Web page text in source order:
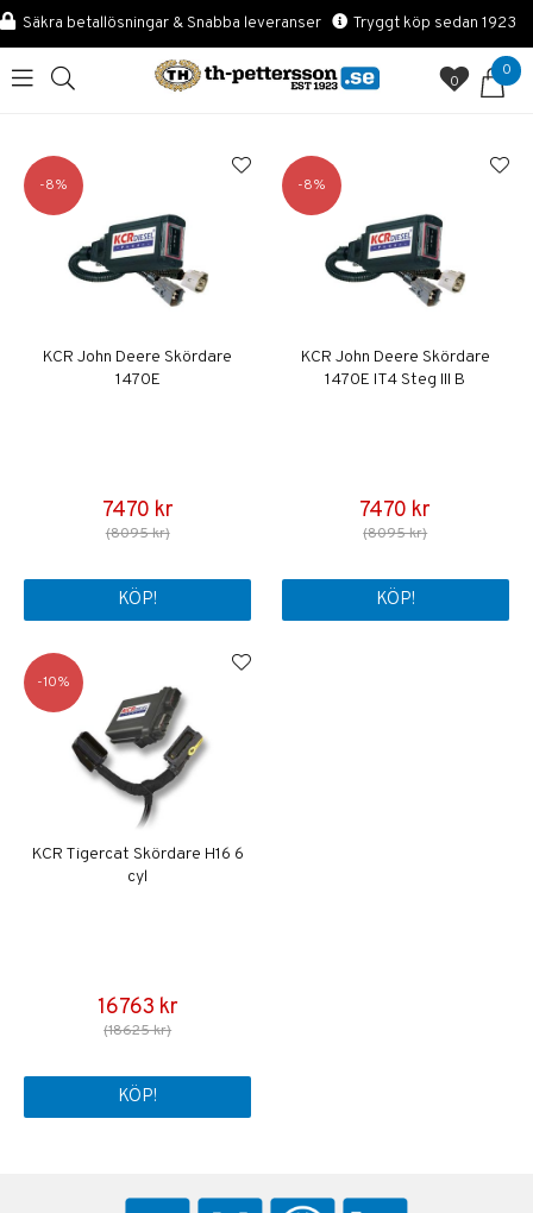
Säkra betallösningar & Snabba leveranser Tryggt köp sedan 1923
0
0
8
KCR John Deere Skördare
1470E
7470 kr
(8095 kr)
KÖP!
8
KCR John Deere Skördare
1470E IT4 Steg III B
7470 kr
(8095 kr)
KÖP!
10
KCR Tigercat Skördare H16 6
cyl
16763 kr
(18625 kr)
KÖP!